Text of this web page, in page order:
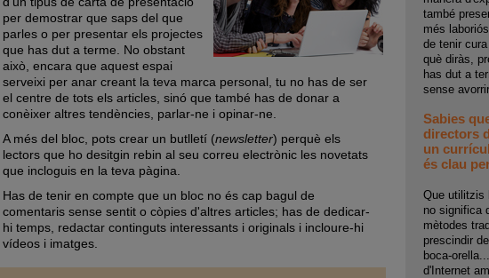
per demostrar que saps del que
parles o per presentar els projectes
que has dut a terme. No obstant
això, encara que aquest espai
serveixi per anar creant la teva marca personal, tu no has de ser
el centre de tots els articles, sinó que també has de donar a
conèixer altres tendències, parlar-ne i opinar-ne.
A més del bloc, pots crear un butlletí (newsletter) perquè els
lectors que ho desitgin rebin al seu correu electrònic les novetats
que incloguis en la teva pàgina.
Has de tenir en compte que un bloc no és cap bagul de
comentaris sense sentit o còpies d'altres articles; has de dedicar-
hi temps, redactar continguts interessants i originals i incloure-hi
vídeos i imatges.
també
més
de tenir
què diràs,
has dut a
sense
Sabies
directors
un
és clau
Que utilitzis
no significa
mètodes
prescindir
boca-
d'Internet